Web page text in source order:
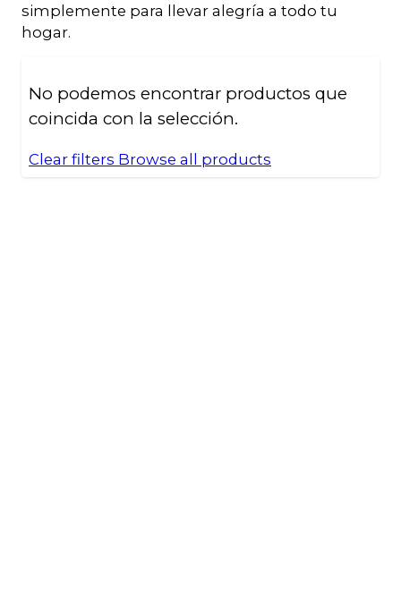
simplemente para llevar alegría a todo tu
hogar.
No podemos encontrar productos que
coincida con la selección.
Clear filters Browse all products